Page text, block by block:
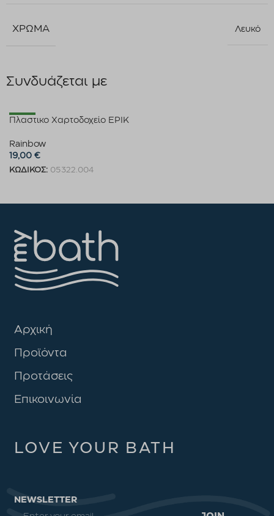
ΧΡΏΜΑ Λευκό
Συνδυάζεται με
New
Πλαστικο Χαρτοδοχείο EPIK
Rainbow
19,00 €
ΚΩΔΙΚΟΣ: 05322.004
Αρχική
Προϊόντα
Προτάσεις
Επικοινωνία
LOVE YOUR BATH
NEWSLETTER